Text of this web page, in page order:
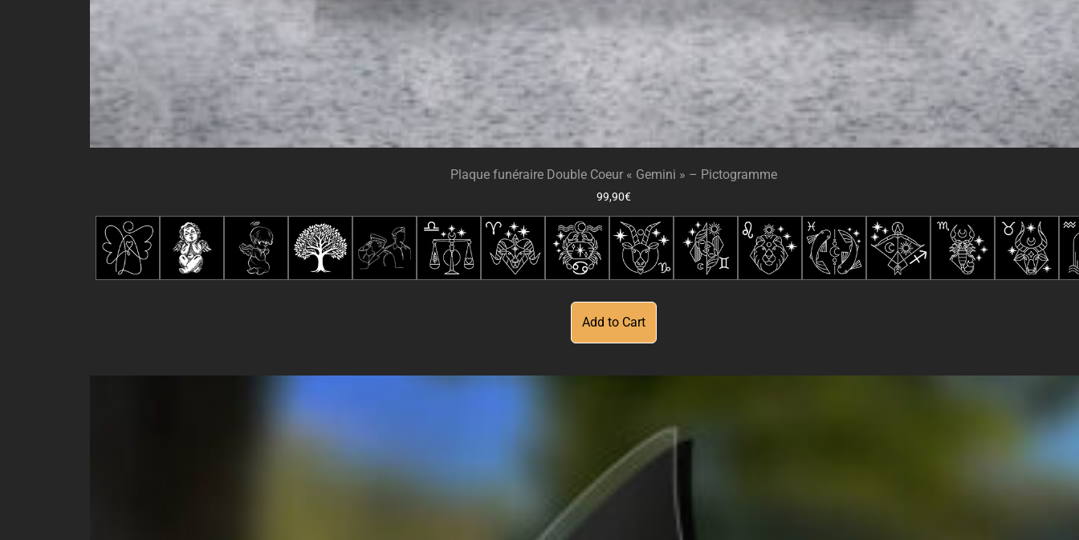
Plaque funéraire Double Coeur « Gemini » – Pictogramme
99,90€
Add to Cart